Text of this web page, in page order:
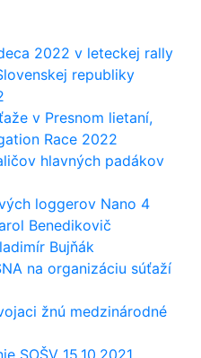
2022 v leteckej rally
republiky
v Presnom lietaní,
Race 2022
hlavných padákov
loggerov Nano 4
Benedikovič
Bujňák
na organizáciu súťaží
žnú medzinárodné
SOŠV 15.10.2021